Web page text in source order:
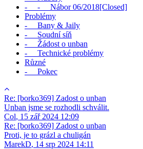
- - Nábor 06/2018[Closed]
Problémy
- Bany & Jaily
- Soudní síň
- Žádost o unban
- Technické problémy
Různé
- Pokec
Re: [borko369] Zadost o unban
Unban jsme se rozhodli schválit.
Col, 15 zář 2024 12:09
Re: [borko369] Zadost o unban
Proti, je to grázl a chuligán
MarekD, 14 srp 2024 14:11